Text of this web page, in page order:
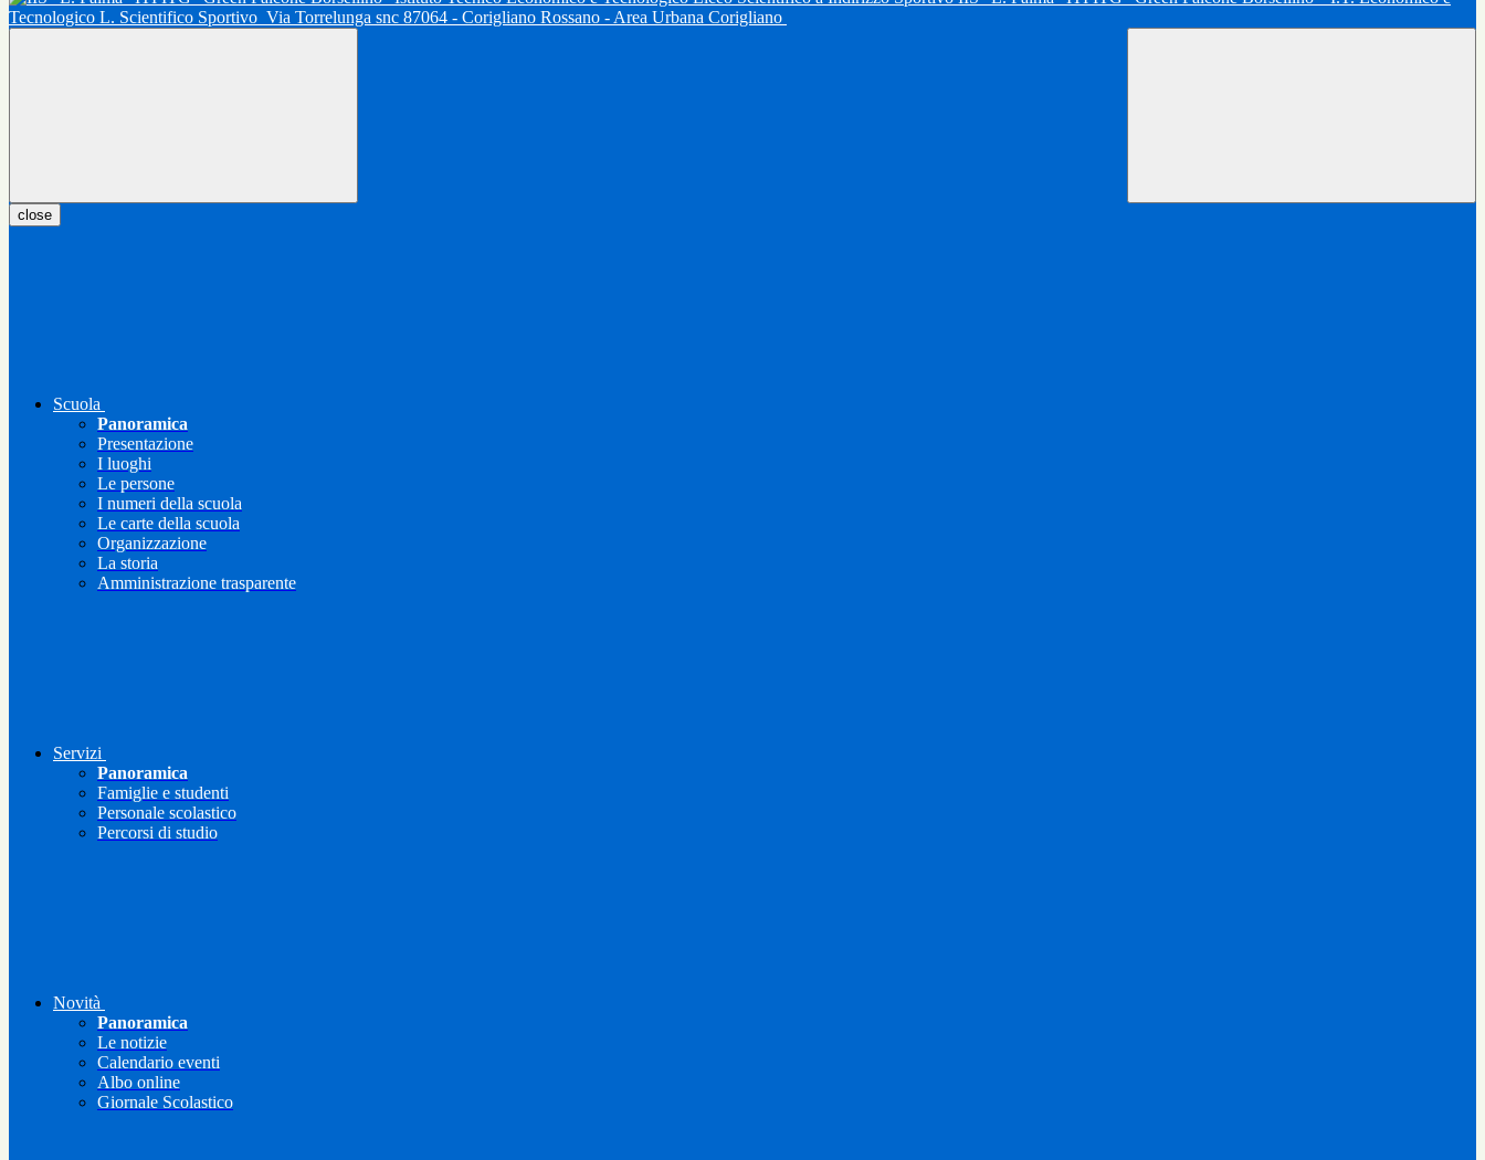
Tecnologico L. Scientifico Sportivo Via Torrelunga snc 87064 - Corigliano Rossano - Area Urbana Corigliano
close
Scuola
Panoramica
Presentazione
I luoghi
Le persone
I numeri della scuola
Le carte della scuola
Organizzazione
La storia
Amministrazione trasparente
Servizi
Panoramica
Famiglie e studenti
Personale scolastico
Percorsi di studio
Novità
Panoramica
Le notizie
Calendario eventi
Albo online
Giornale Scolastico